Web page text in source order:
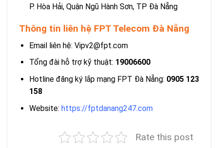
P. Hòa Hải, Quận Ngũ Hành Sơn, TP Đà Nẵng
Thông tin liên hệ FPT Telecom Đà Nẵng
Email liên hệ: Vipv2@fpt.com
Tổng đài hỗ trợ kỹ thuật: 19006600
Hotline đăng ký lắp mạng FPT Đà Nẵng: 0905 123
158
Website: https://fptdanang247.com
Rate this post